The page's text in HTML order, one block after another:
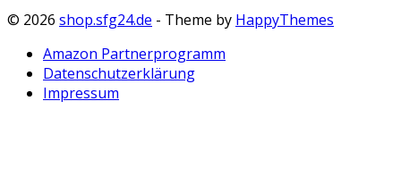
© 2026 shop.sfg24.de - Theme by HappyThemes
Amazon Partnerprogramm
Datenschutzerklärung
Impressum